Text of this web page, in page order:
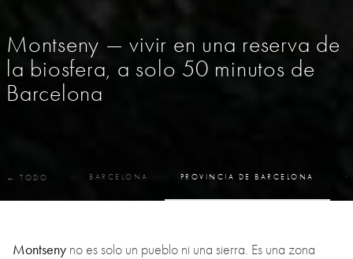
Montseny — vivir en una reserva de
la biosfera, a solo 50 minutos de
Barcelona
← TODO BARCELONA PROVINCIA DE BARCELONA
Montseny no es solo un pueblo ni una sierra. Es una zona